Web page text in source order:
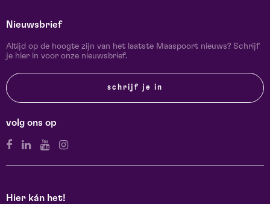
Nieuwsbrief
Altijd op de hoogte zijn van het laatste Maaspoort nieuws? Schrijf
je hier in voor onze nieuwsbrief.
schrijf je in
volg ons op
Hier kán het!